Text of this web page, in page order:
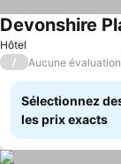
Hôtel
Devonshire
/ Aucune évaluation
Sélectionnez
les prix exacts